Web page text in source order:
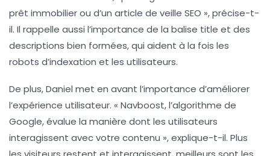
prêt immobilierou d’un article de veille SEO », précise-t-
il. Il rappelle aussi l’importance de la balise title et des
descriptions bien formées, qui aident à la fois les
robots d’indexation et les utilisateurs.
De plus, Daniel met en avant l’importance d’améliorer
l’expérience utilisateur. « Navboost, l’algorithme de
Google, évalue la manière dont les utilisateurs
interagissent avec votre contenu », explique-t-il. Plus